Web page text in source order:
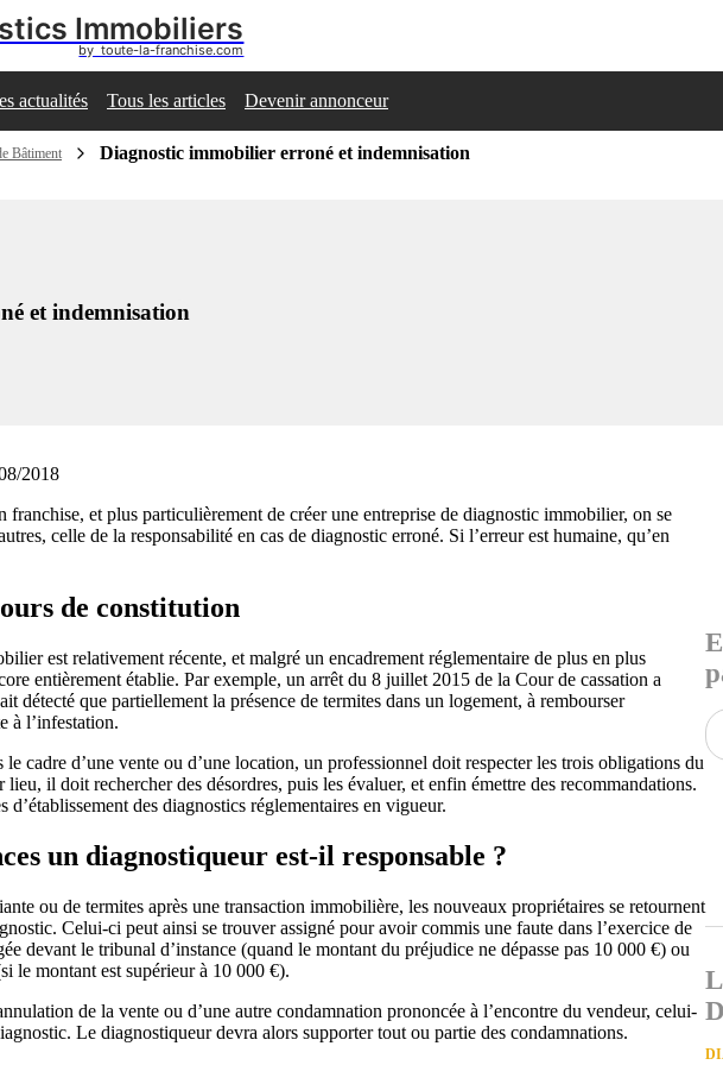
Immobiliers
by  toute-la-franchise.com
actualités Tous les articles Devenir annonceur
Bâtiment Diagnostic immobilier erroné et indemnisation
et indemnisation
2018
franchise, et plus particulièrement de créer une entreprise de diagnostic immobilier, on se
celle de la responsabilité en cas de diagnostic erroné. Si l’erreur est humaine, qu’en
de constitution
est relativement récente, et malgré un encadrement réglementaire de plus en plus
entièrement établie. Par exemple, un arrêt du 8 juillet 2015 de la Cour de cassation a
détecté que partiellement la présence de termites dans un logement, à rembourser
à l’infestation.
cadre d’une vente ou d’une location, un professionnel doit respecter les trois obligations du
il doit rechercher des désordres, puis les évaluer, et enfin émettre des recommandations.
des diagnostics réglementaires en vigueur.
un diagnostiqueur est-il responsable ?
ou de termites après une transaction immobilière, les nouveaux propriétaires se retournent
Celui-ci peut ainsi se trouver assigné pour avoir commis une faute dans l’exercice de
devant le tribunal d’instance (quand le montant du préjudice ne dépasse pas 10 000 €) ou
le montant est supérieur à 10 000 €).
de la vente ou d’une autre condamnation prononcée à l’encontre du vendeur, celui-
Le diagnostiqueur devra alors supporter tout ou partie des condamnations.